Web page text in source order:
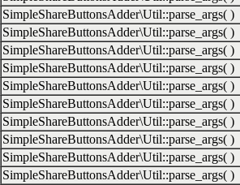
SimpleShareButtonsAdder\Util::parse_args( )
SimpleShareButtonsAdder\Util::parse_args( )
SimpleShareButtonsAdder\Util::parse_args( )
SimpleShareButtonsAdder\Util::parse_args( )
SimpleShareButtonsAdder\Util::parse_args( )
SimpleShareButtonsAdder\Util::parse_args( )
SimpleShareButtonsAdder\Util::parse_args( )
SimpleShareButtonsAdder\Util::parse_args( )
SimpleShareButtonsAdder\Util::parse_args( )
SimpleShareButtonsAdder\Util::parse_args( )